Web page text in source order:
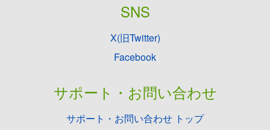
SNS
X(旧Twitter)
Facebook
サポート・お問い合わせ
サポート・お問い合わせ トップ